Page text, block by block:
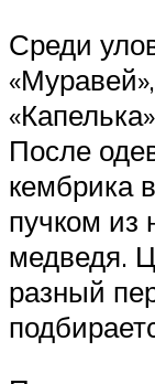
Среди
После
кембрика
пучком из
медведя.
разный